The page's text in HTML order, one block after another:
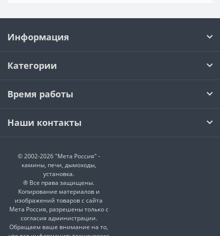
Информация
Категории
Время работы
Наши контакты
© 2002-2026 "Мета Россия" -
камины, печи, дымоходы,
установка.
® Все права защищены.
Копирование материалов и
изображений товаров с сайта
Мета Россия, разрешены только с
согласия администрации.
Обращаем ваше внимание на то,